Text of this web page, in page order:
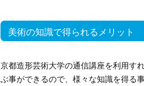
美術の知識で得られるメリット
京都造形芸術大学の通信講座を利用す
ぶ事ができるので、様々な知識を得る事